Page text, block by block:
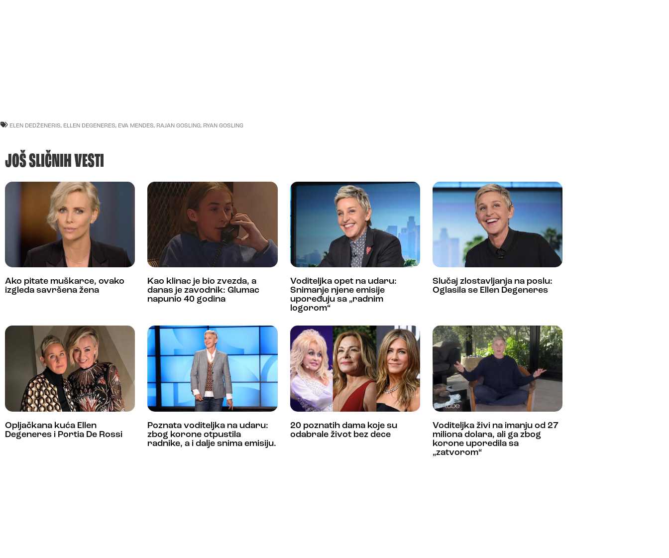
ELEN DEDŽENERIS, ELLEN DEGENERES, EVA MENDES, RAJAN GOSLING, RYAN GOSLING
JOŠ SLIČNIH VESTI
Ako pitate muškarce, ovako
izgleda savršena žena
Kao klinac je bio zvezda, a
danas je zavodnik: Glumac
napunio 40 godina
Voditeljka opet na udaru:
Snimanje njene emisije
upoređuju sa „radnim
logorom“
Slučaj zlostavljanja na poslu:
Oglasila se Ellen Degeneres
Opljačkana kuća Ellen
Degeneres i Portia De Rossi
Poznata voditeljka na udaru:
zbog korone otpustila
radnike, a i dalje snima emisiju.
20 poznatih dama koje su
odabrale život bez dece
Voditeljka živi na imanju od 27
miliona dolara, ali ga zbog
korone uporedila sa
„zatvorom“